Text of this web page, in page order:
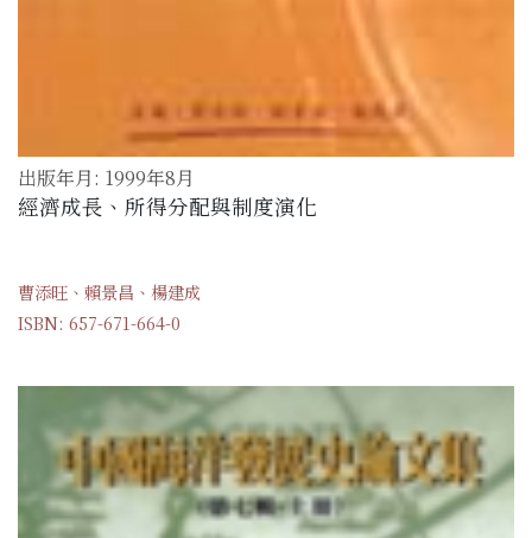
出版年月: 1999年8月
經濟成長、所得分配與制度演化
曹添旺、賴景昌、楊建成
ISBN: 657-671-664-0